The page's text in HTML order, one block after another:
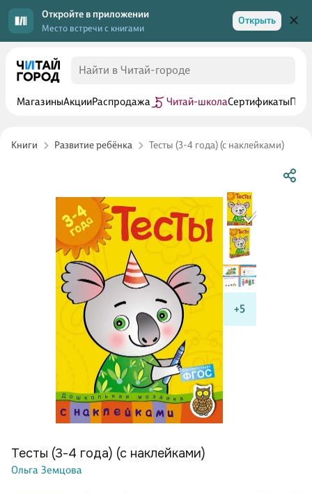
Откройте в приложении
Место встречи с книгами
Открыть
МагазиныАкцииРаспродажа Читай-школаСертификаты
Книги Развитие ребёнка Тесты (3-4 года) (с наклейками)
+5
Тесты (3-4 года) (с наклейками)
Ольга Земцова